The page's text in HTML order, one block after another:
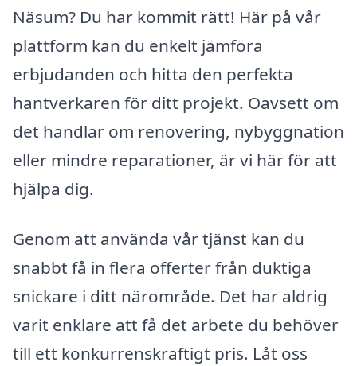
Näsum? Du har kommit rätt! Här på vår
plattform kan du enkelt jämföra
erbjudanden och hitta den perfekta
hantverkaren för ditt projekt. Oavsett om
det handlar om renovering, nybyggnation
eller mindre reparationer, är vi här för att
hjälpa dig.
Genom att använda vår tjänst kan du
snabbt få in flera offerter från duktiga
snickare i ditt närområde. Det har aldrig
varit enklare att få det arbete du behöver
till ett konkurrenskraftigt pris. Låt oss